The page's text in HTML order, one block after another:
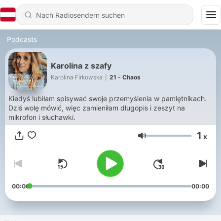
Podcasts
Karolina z szafy
Karolina Firkowska 21 - Chaos
Kiedyś lubiłam spisywać swoje przemyślenia w pamiętnikach.
Dziś wolę mówić, więc zamieniłam długopis i zeszyt na
mikrofon i słuchawki.
Lautstärke 1 x
00:00 00:00